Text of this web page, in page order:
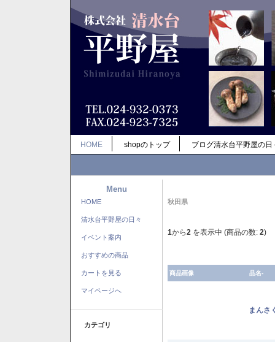
HOME shopのトップ ブログ清水台平野屋の日
Menu
HOME
清水台平野屋の日々
イベント案内
おすすめの商品
カートを見る
マイページへ
カテゴリ
秋田県
1から2 を表示中 (商品の数: 2)
商品画像 品名-
まん